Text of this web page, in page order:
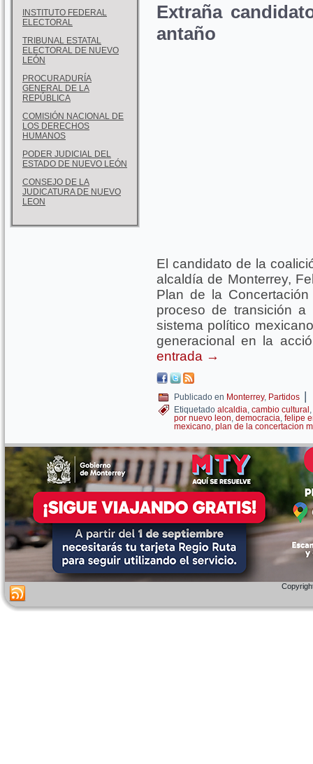
INSTITUTO FEDERAL
ELECTORAL
TRIBUNAL ESTATAL
ELECTORAL DE NUEVO
LEÓN
PROCURADURÍA
GENERAL DE LA
REPÚBLICA
COMISIÓN NACIONAL DE
LOS DERECHOS
HUMANOS
PODER JUDICIAL DEL
ESTADO DE NUEVO LEÓN
CONSEJO DE LA
JUDICATURA DE NUEVO
LEON
Extraña
antaño
El candidato de la
alcaldía de Monterrey,
Plan de la
proceso de transición
sistema político
generacional en la
entrada →
Publicado en Monterrey, Partidos |
Etiquetado alcaldia, cambio cultural ,
por nuevo leon, democracia, felipe
mexicano, plan de la concertacion